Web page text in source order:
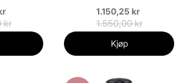
kr
1.150,25 kr
1.550,00 kr
Kjøp